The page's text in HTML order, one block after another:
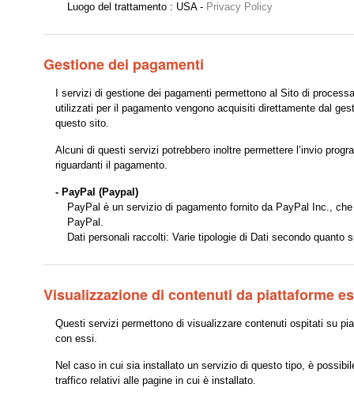
Luogo del trattamento : USA - Privacy Policy
Gestione dei pagamenti
I servizi di gestione dei pagamenti permettono al Sito di
utilizzati per il pagamento vengono acquisiti direttamente dal
questo sito.
Alcuni di questi servizi potrebbero inoltre permettere l’invio
riguardanti il pagamento.
- PayPal (Paypal)
PayPal è un servizio di pagamento fornito da PayPal Inc.,
PayPal.
Dati personali raccolti: Varie tipologie di Dati secondo
Visualizzazione di contenuti da piattaforme
Questi servizi permettono di visualizzare contenuti ospitati su
con essi.
Nel caso in cui sia installato un servizio di questo tipo, è
traffico relativi alle pagine in cui è installato.